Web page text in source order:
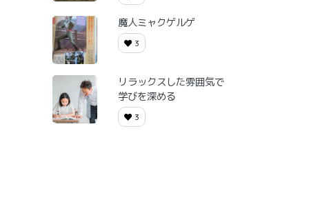
魔人ミャクゲルゲ
3
リラックスした雰囲気で
学びを深める
3